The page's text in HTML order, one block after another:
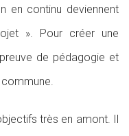
en continu deviennent
». Pour créer une
de pédagogie et
très en amont. Il